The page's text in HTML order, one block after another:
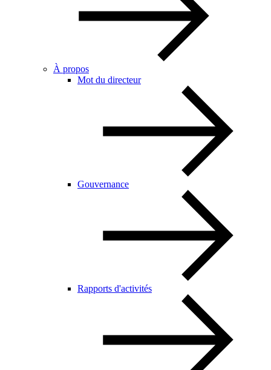
À propos
Mot du directeur
Gouvernance
Rapports d'activités